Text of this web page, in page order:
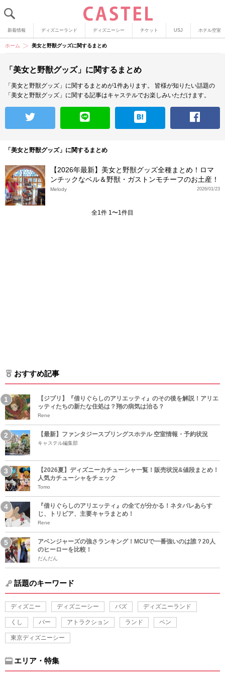
新着情報 ディズニーランド ディズニーシー チケット USJ ホテル空室
ホーム 美女と野獣グッズに関するまとめ
「美女と野獣グッズ」に関するまとめ
「美女と野獣グッズ」に関するまとめが1件あります。
皆様が知りたい話題の
「美女と野獣グッズ」に関する記事はキャステルでお楽しみいただけます。
「美女と野獣グッズ」に関するまとめ
【2026年最新】美女と野獣グッズ全種まとめ！ロマ
ンチックなベル＆野獣・ガストンモチーフのお土産！
2026/01/23
Melody
全1件 1〜1件目
おすすめ記事
【ジブリ】『借りぐらしのアリエッティ』のその後を解説！アリエ
ッティたちの新たな住処は？翔の病気は治る？
Rene
【最新】ファンタジースプリングスホテル 空室情報・予約状況
キャステル編集部
【2026夏】ディズニーカチューシャ一覧！販売状況&値段まとめ！
人気カチューシャをチェック
Tomo
『借りぐらしのアリエッティ』の全てが分かる！ネタバレあらす
じ、トリビア、主要キャラまとめ！
Rene
アベンジャーズの強さランキング！MCUで一番強いのは誰？20人
のヒーローを比較！
だんだん
話題のキーワード
ディズニー ディズニーシー バズ ディズニーランド
くし バー アトラクション ランド ペン
東京ディズニーシー
エリア・特集